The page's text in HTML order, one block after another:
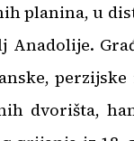
planina, u
dvorišta,